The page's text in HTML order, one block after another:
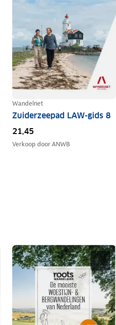
Wandelnet
Zuiderzeepad LAW-gids 8
21,45
Verkoop doorANWB